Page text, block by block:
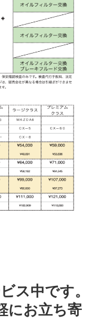
ス中です。
にお立ち寄